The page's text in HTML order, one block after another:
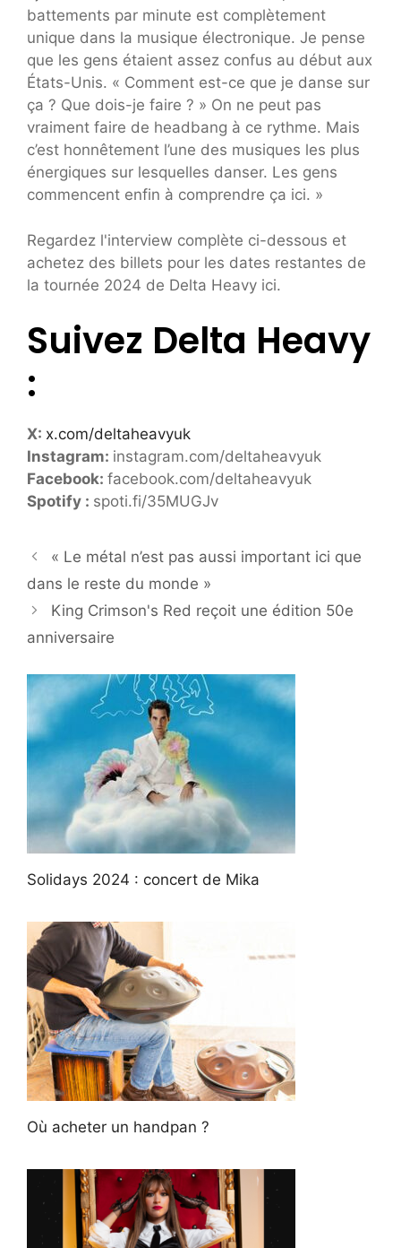
battements par minute est complètement
unique dans la musique électronique. Je pense
que les gens étaient assez confus au début aux
États-Unis. « Comment est-ce que je danse sur
ça ? Que dois-je faire ? » On ne peut pas
vraiment faire de headbang à ce rythme. Mais
c’est honnêtement l’une des musiques les plus
énergiques sur lesquelles danser. Les gens
commencent enfin à comprendre ça ici. »
Regardez l'interview complète ci-dessous et
achetez des billets pour les dates restantes de
la tournée 2024 de Delta Heavy ici.
Suivez Delta Heavy
:
X: x.com/deltaheavyuk
Instagram: instagram.com/deltaheavyuk
Facebook: facebook.com/deltaheavyuk
Spotify : spoti.fi/35MUGJv
« Le métal n’est pas aussi important ici que
dans le reste du monde »
King Crimson's Red reçoit une édition 50e
anniversaire
Solidays 2024 : concert de Mika
Où acheter un handpan ?